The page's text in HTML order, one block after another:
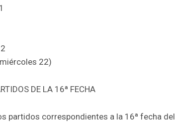
22)
DE LA 16ª FECHA
partidos correspondientes a la 16ª fecha del